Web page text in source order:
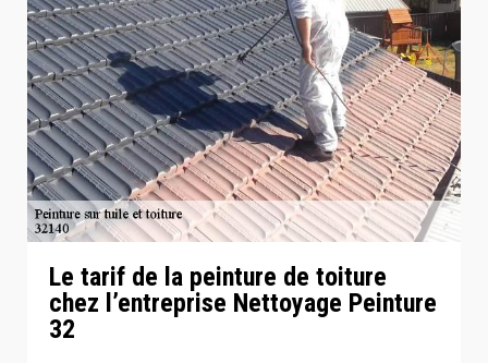
Le tarif de la peinture de toiture
chez l’entreprise Nettoyage Peinture
32